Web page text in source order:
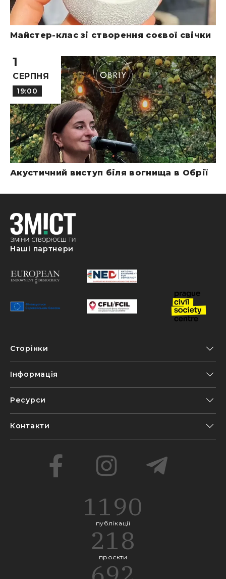
Майстер-клас зі створення соєвої свічки
1
СЕРПНЯ
19:00
Акустичний виступ біля вогнища в Обрії
Наші партнери
Сторінки
Інформація
Ресурси
Контакти
1190
публікації
218
проєкти